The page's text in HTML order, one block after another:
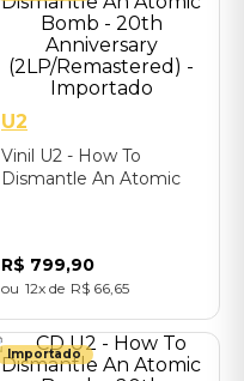
U2
Vinil U2 - How To
Dismantle An Atomic
Importado
R$ 799,90
12 R$ 66 65
Importado